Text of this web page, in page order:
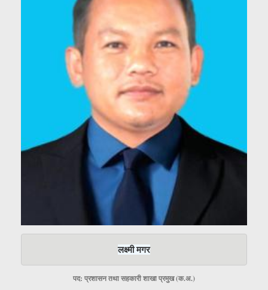
लक्ष्मी मगर
पद: प्रशासन तथा सहकारी शाखा प्रमुख (क.अ.)